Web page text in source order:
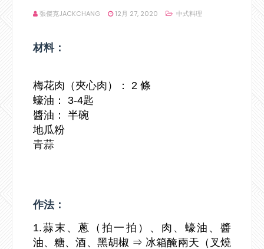
張傑克JACKCHANG 12月 27, 2020 中式料理
材料：
梅花肉（夾心肉）： 2 條
蠔油： 3-4匙
醬油： 半碗
地瓜粉
青蒜
作法：
1.蒜末、蔥（拍一拍）、肉、蠔油、醬
油、糖、酒、黑胡椒 ⇒ 冰箱醃兩天（叉燒